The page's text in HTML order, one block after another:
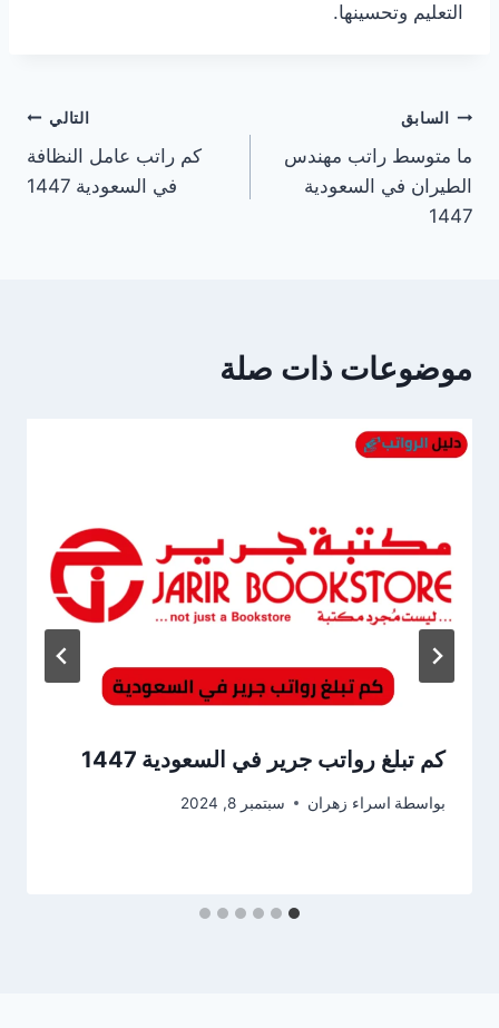
التعليم وتحسينها.
تصفّح
المقالات
السابق
ما متوسط راتب مهندس
الطيران في السعودية
1447
التالي
كم راتب عامل النظافة
في السعودية 1447
موضوعات ذات صلة
كم تبلغ رواتب جرير في السعودية 1447
بواسطة اسراء زهران سبتمبر 8, 2024